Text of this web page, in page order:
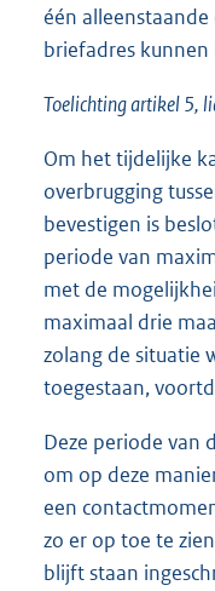
één
briefadres
Toelichting artikel 5,
Om het tijdelijke
overbrugging
bevestigen is
periode van
met de
maximaal drie
zolang de situatie
toegestaan,
Deze periode van
om op deze
een
zo er op toe te
blijft staan